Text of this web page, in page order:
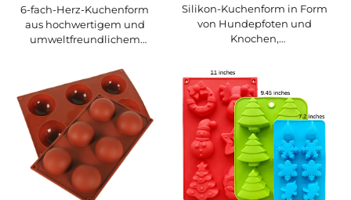
6-fach-Herz-Kuchenform
aus hochwertigem und
umweltfreundlichem
Silikon-Kuchenform in Form
von Hundepfoten und
Knochen,
Premium-Qualität – für
Kekse, Schokolade und
Cookies